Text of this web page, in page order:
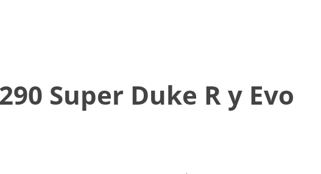
Super Duke R y Evo